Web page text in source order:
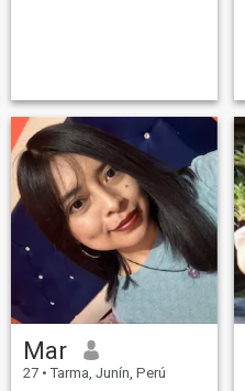
Mar
27 • Tarma, Junín, Perú